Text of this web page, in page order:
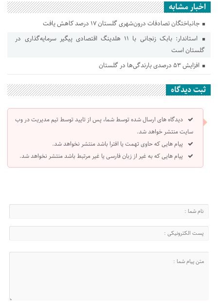
اخبار مشابه
جانباختگان تصادفات درون‌شهری گلستان ۱۷ درصد کاهش یافت
استاندار: بابک زنجانی با ۱۱ هلدینگ اقتصادی پیگیر سرمایه‌گذاری در
گلستان است
افزایش ۵۳ درصدی بارندگی‌ها در گلستان
ثبت دیدگاه
دیدگاه های ارسال شده توسط شما، پس از تایید توسط تیم مدیریت در وب
سایت منتشر خواهد شد.
پیام هایی که حاوی تهمت یا افترا باشد منتشر نخواهد شد.
پیام هایی که به غیر از زبان فارسی یا غیر مرتبط باشد منتشر نخواهد شد.